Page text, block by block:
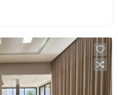
Compra e Locação,
- sede na Av.